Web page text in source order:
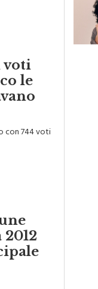
voti
le
con 744 voti